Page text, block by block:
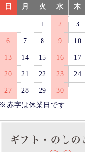
日 月 火 水 木
1 2 3
6 7 8 9 10
13 14 15 16 17
20 21 22 23 24
27 28 29
30
※赤字は休業日です